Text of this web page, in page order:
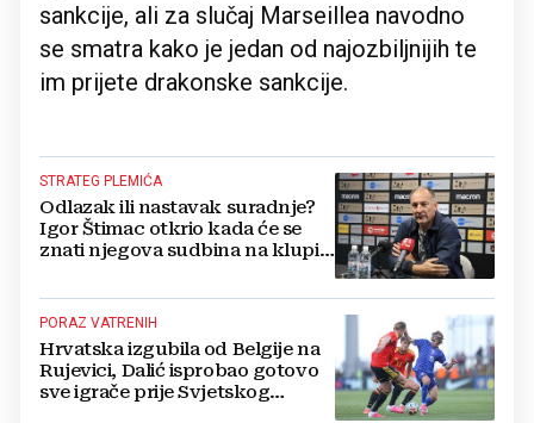
sankcije, ali za slučaj Marseillea navodno
se smatra kako je jedan od najozbiljnijih te
im prijete drakonske sankcije.
STRATEG PLEMIĆA
Odlazak ili nastavak suradnje?
Igor Štimac otkrio kada će se
znati njegova sudbina na klupi
PORAZ VATRENIH
Hrvatska izgubila od Belgije na
Rujevici, Dalić isprobao gotovo
sve igrače prije Svjetskog